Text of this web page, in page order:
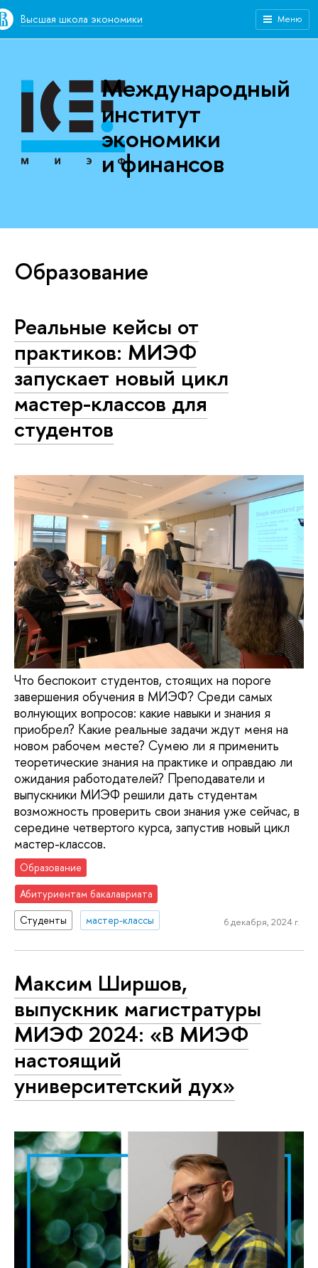
Высшая школа экономики Меню
Международный
институт
экономики
и финансов
Образование
Реальные кейсы от
практиков: МИЭФ
запускает новый цикл
мастер-классов для
студентов
Что беспокоит студентов, стоящих на пороге
завершения обучения в МИЭФ? Среди самых
волнующих вопросов: какие навыки и знания я
приобрел? Какие реальные задачи ждут меня на
новом рабочем месте? Сумею ли я применить
теоретические знания на практике и оправдаю ли
ожидания работодателей? Преподаватели и
выпускники МИЭФ решили дать студентам
возможность проверить свои знания уже сейчас, в
середине четвертого курса, запустив новый цикл
мастер-классов.
Образование
Абитуриентам бакалавриата
Студенты
мастер-классы 6 декабря, 2024 г.
Максим Ширшов,
выпускник магистратуры
МИЭФ 2024: «В МИЭФ
настоящий
университетский дух»